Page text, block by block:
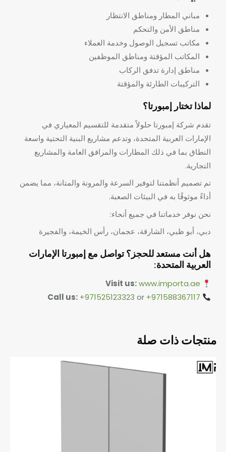
مباني المطار ومناطق الانتظار
مناطق الأمن والتحكم
مكاتب تسجيل الوصول وخدمة العملاء
المكاتب المؤقتة ومناطق الموظفين
مناطق إدارة تدفق الركاب
التركيبات الطارئة والمؤقتة
لماذا تختار إمبورتا؟
تقدم شركة إمبورتا حلولاً متقدمة للتقسيم المعياري في
الإمارات العربية المتحدة، وتدعم مشاريع البنية التحتية واسعة
النطاق بما في ذلك المطارات والمرافق العامة والمشاريع
التجارية.
تم تصميم أنظمتنا لتوفير السرعة والمرونة والمتانة، مما يضمن
أداءً موثوقًا به في البيئات الصعبة.
نحن نوفر خدماتنا في جميع أنحاء:
دبي، أبو ظبي، الشارقة، عجمان، رأس الخيمة، والفجيرة
هل أنت مستعد للحجز؟ تواصل مع إمبورتا الإمارات
العربية المتحدة:
Visit us:www.importa.ae
Call us: +971525123323or+971588367117
منتجات ذات صلة